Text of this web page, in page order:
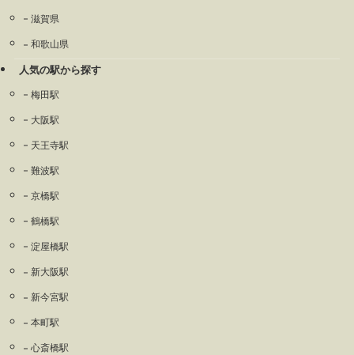
滋賀県
和歌山県
人気の駅から探す
梅田駅
大阪駅
天王寺駅
難波駅
京橋駅
鶴橋駅
淀屋橋駅
新大阪駅
新今宮駅
本町駅
心斎橋駅